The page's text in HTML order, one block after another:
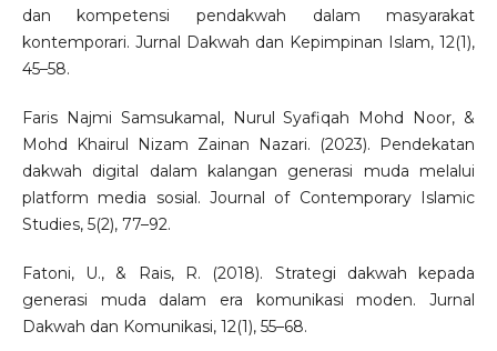
dan kompetensi pendakwah dalam masyarakat
kontemporari. Jurnal Dakwah dan Kepimpinan Islam, 12(1),
45–58.
Faris Najmi Samsukamal, Nurul Syafiqah Mohd Noor, &
Mohd Khairul Nizam Zainan Nazari. (2023). Pendekatan
dakwah digital dalam kalangan generasi muda melalui
platform media sosial. Journal of Contemporary Islamic
Studies, 5(2), 77–92.
Fatoni, U., & Rais, R. (2018). Strategi dakwah kepada
generasi muda dalam era komunikasi moden. Jurnal
Dakwah dan Komunikasi, 12(1), 55–68.